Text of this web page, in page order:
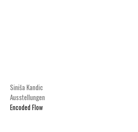
Siniša Kandic
Ausstellungen
Encoded Flow